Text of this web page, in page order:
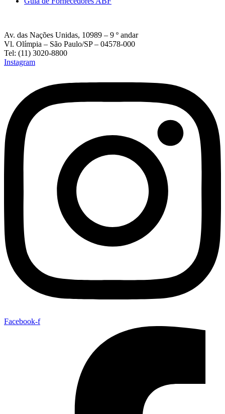
Av. das Nações Unidas, 10989 – 9 º andar
Vl. Olímpia – São Paulo/SP – 04578-000
Tel: (11) 3020-8800
Instagram
Facebook-f